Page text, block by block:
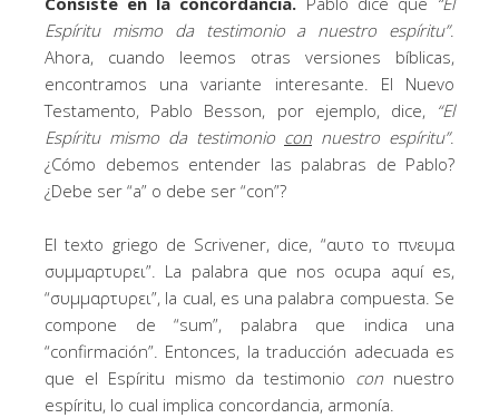
Espíritu mismo da testimonio a nuestro espíritu”.
Ahora, cuando leemos otras versiones bíblicas,
encontramos una variante interesante. El Nuevo
Testamento, Pablo Besson, por ejemplo, dice, “El
Espíritu mismo da testimonio con nuestro espíritu”.
¿Cómo debemos entender las palabras de Pablo?
¿Debe ser “a” o debe ser “con”?
El texto griego de Scrivener, dice, “αυτο το πνευμα
συμμαρτυρει”. La palabra que nos ocupa aquí es,
“συμμαρτυρει”, la cual, es una palabra compuesta. Se
compone de “sum”, palabra que indica una
“confirmación”. Entonces, la traducción adecuada es
que el Espíritu mismo da testimonio con nuestro
espíritu, lo cual implica concordancia, armonía.